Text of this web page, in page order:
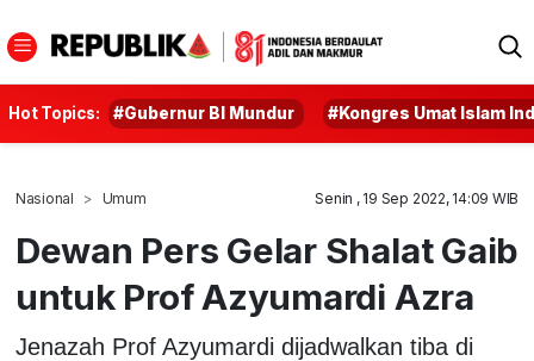
Hot Topics: #Gubernur BI Mundur #Kongres Umat Islam
Nasional Umum Senin , 19 Sep 2022, 14:09 WIB
Dewan Pers Gelar Shalat Gaib
untuk Prof Azyumardi Azra
Jenazah Prof Azyumardi dijadwalkan tiba di